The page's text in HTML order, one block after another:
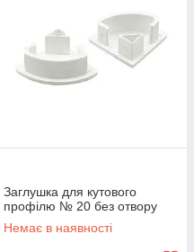
Заглушка для кутового
профілю № 20 без отвору
Немає в наявності